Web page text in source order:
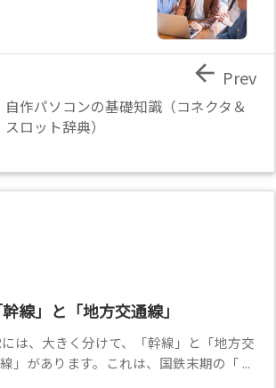
自作パソコンの基礎知識（コネクタ＆
スロット辞典）
 Prev
幹線」と「地方交通線」
は、大きく分けて、「幹線」と「地方交
」があります。これは、国鉄末期の「 ...